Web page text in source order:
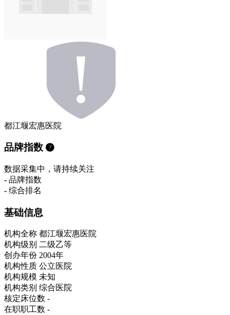
都江堰宏惠医院
品牌指数
数据采集中，请持续关注
- 品牌指数
- 综合排名
基础信息
机构全称 都江堰宏惠医院
机构级别 二级乙等
创办年份 2004年
机构性质 公立医院
机构规模 未知
机构类别 综合医院
核定床位数 -
在职职工数 -